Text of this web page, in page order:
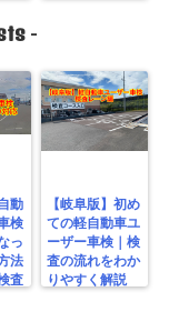
-
動
検
っ
法
査
【岐阜版】初め
ての軽自動車ユ
ーザー車検｜検
査の流れをわか
りやすく解説